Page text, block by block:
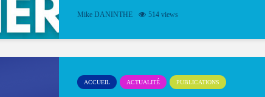
Mike DANINTHE 514 views
ACCUEIL ACTUALITÉ PUBLICATIONS